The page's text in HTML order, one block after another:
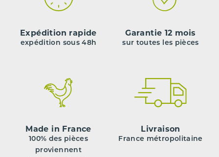
Expédition rapide
expédition sous 48h
Garantie 12 mois
sur toutes les pièces
Made in France
100% des pièces
proviennent
Livraison
France métropolitaine